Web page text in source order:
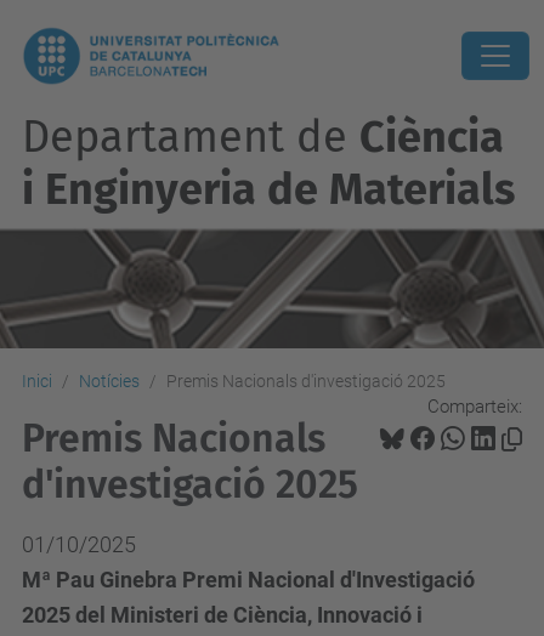
Departament de Ciència
i Enginyeria de Materials
Inici Notícies Premis Nacionals d'investigació 2025
Comparteix:
Premis Nacionals
d'investigació 2025
01/10/2025
Mª Pau Ginebra Premi Nacional d​'Investigació
2025 del Ministeri de Ciència, Innovació i